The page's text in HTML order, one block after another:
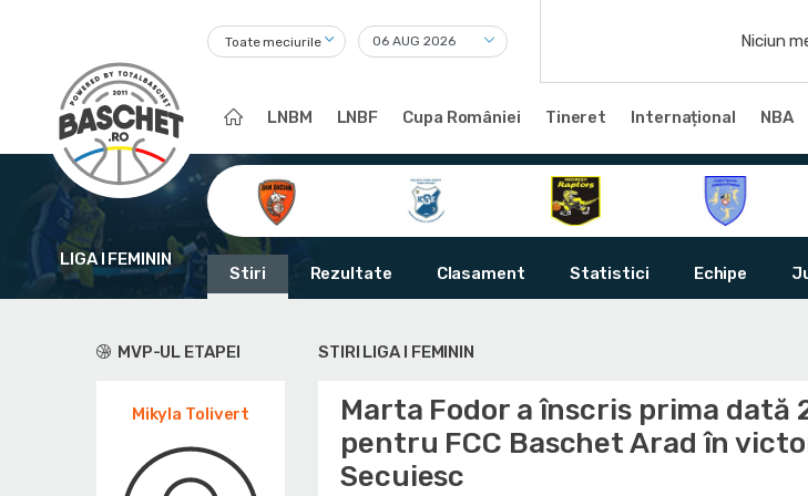
Toate meciurile Niciun
LNBM LNBF Cupa României Tineret Internațional NBA
LIGA I FEMININ
Stiri Rezultate Clasament Statistici Echipe
MVP-UL ETAPEI
Mikyla Tolivert
STIRI LIGA I FEMININ
Marta Fodor a înscris prima dată
pentru FCC Baschet Arad în
Secuiesc